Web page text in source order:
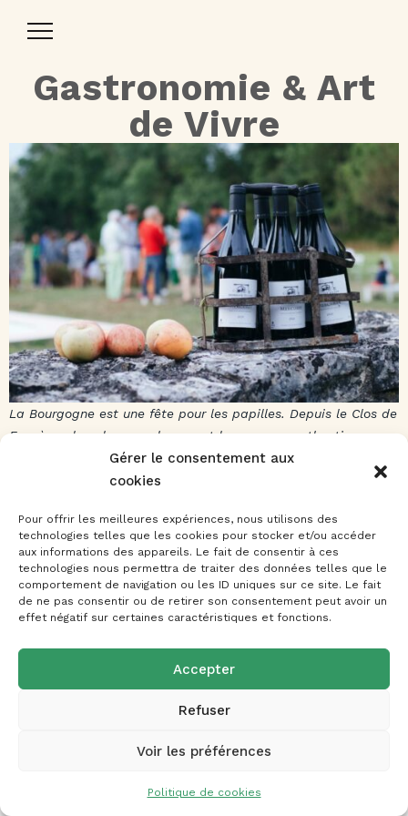
Gérer le consentement aux
cookies
Pour offrir les meilleures expériences, nous utilisons des
technologies telles que les cookies pour stocker et/ou accéder
aux informations des appareils. Le fait de consentir à ces
technologies nous permettra de traiter des données telles que le
comportement de navigation ou les ID uniques sur ce site. Le fait
de ne pas consentir ou de retirer son consentement peut avoir un
effet négatif sur certaines caractéristiques et fonctions.
Accepter
Refuser
Voir les préférences
Politique de cookies
Toggle
Gastronomie & Art
de Vivre
La Bourgogne est une fête pour les papilles. Depuis le Clos de
Fougères, les plus grands crus et les saveurs authentiques
sont à portée de main.
La Route des Grands Crus
À seulement 25 minutes de Montoillot, rejoignez les villages
viticoles les plus célèbres au monde.
Gevrey-Chambertin, Vosne-Romanée, Nuits-Saint-
Georges :Parcourez cette route mythique surnommée
les “Champs-Élysées de la Bourgogne”.Découvrir
De nombreux domaines proposent des
visites de caves et des dégustations commentées.
N’hésitez pas à nous demander nos adresses favorites !